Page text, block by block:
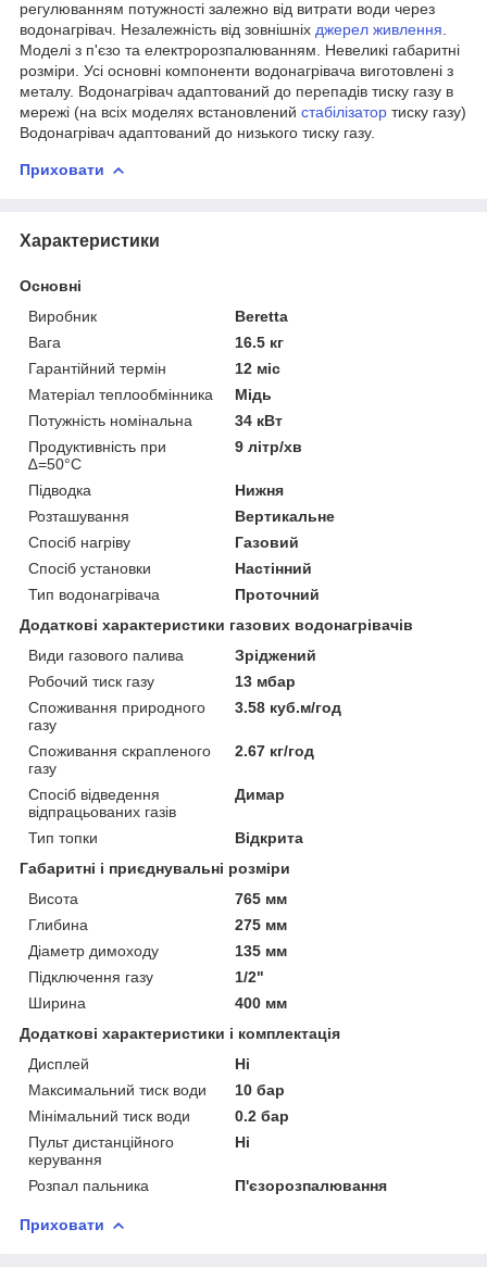
регулюванням потужності залежно від витрати води через
водонагрівач. Незалежність від зовнішніх джерел живлення
Моделі з п'єзо та електророзпалюванням. Невеликі габаритні
розміри. Усі основні компоненти водонагрівача виготовлені з
металу. Водонагрівач адаптований до перепадів тиску газу в
мережі (на всіх моделях встановлений стабілізатор тиску газу)
Водонагрівач адаптований до низького тиску газу.
Приховати
Характеристики
Основні
Виробник
Beretta
Вага
16.5 кг
Гарантійний термін
12 міс
Матеріал теплообмінника
Мідь
Потужність номінальна
34 кВт
Продуктивність при
∆=50°С
9 літр/хв
Підводка
Нижня
Розташування
Вертикальне
Спосіб нагріву
Газовий
Спосіб установки
Настінний
Тип водонагрівача
Проточний
Додаткові характеристики газових водонагрівачів
Види газового палива
Зріджений
Робочий тиск газу
13 мбар
Споживання природного
газу
3.58 куб.м/год
Споживання скрапленого
газу
2.67 кг/год
Спосіб відведення
відпрацьованих газів
Димар
Тип топки
Відкрита
Габаритні і приєднувальні розміри
Висота
765 мм
Глибина
275 мм
Діаметр димоходу
135 мм
Підключення газу
1/2"
Ширина
400 мм
Додаткові характеристики і комплектація
Дисплей
Ні
Максимальний тиск води
10 бар
Мінімальний тиск води
0.2 бар
Пульт дистанційного
керування
Ні
Розпал пальника П'єзорозпалювання
Приховати